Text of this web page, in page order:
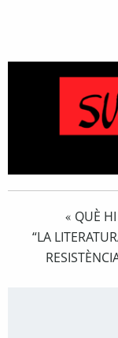
« QUÈ HI
“LA